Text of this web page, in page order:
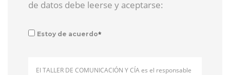
de datos debe leerse y aceptarse:
Estoy de acuerdo*
El TALLER DE COMUNICACIÓN Y CÍA es el responsable